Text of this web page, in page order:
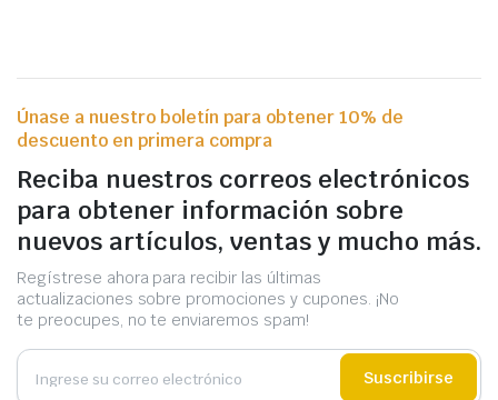
Únase a nuestro boletín para obtener 10% de
descuento en primera compra
Reciba nuestros correos electrónicos
para obtener información sobre
nuevos artículos, ventas y mucho más.
Regístrese ahora para recibir las últimas
actualizaciones sobre promociones y cupones. ¡No
te preocupes, no te enviaremos spam!
Suscribirse